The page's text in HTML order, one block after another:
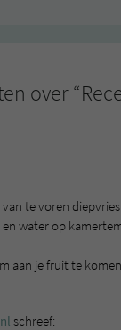
over “
te voren
water op
aan je fruit te
schreef: